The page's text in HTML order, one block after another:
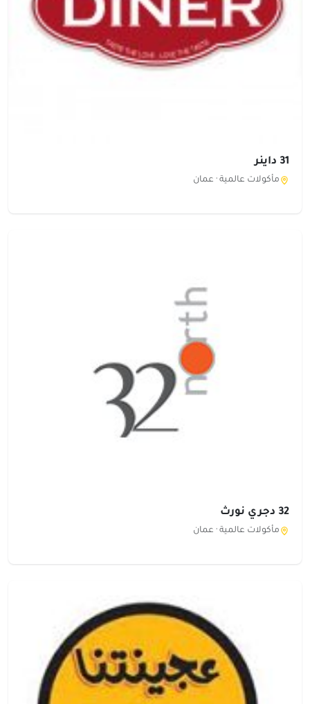
31 داينر
مأكولات عالمية · عمان
32 دجري نورث
مأكولات عالمية · عمان